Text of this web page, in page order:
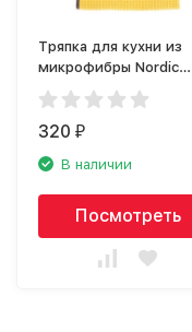
Тряпка для кухни из
микрофибры Nordic
Stream 15354
320₽
В наличии
Посмотреть